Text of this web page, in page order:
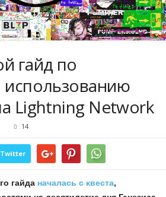
гайд по
использованию
Lightning Network
14
Twitter
гайда началась с квеста,